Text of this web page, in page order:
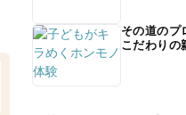
その道のプ
こだわりの